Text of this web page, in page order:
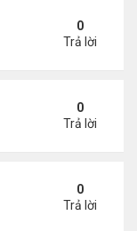
0
Trả lời
0
Trả lời
0
Trả lời